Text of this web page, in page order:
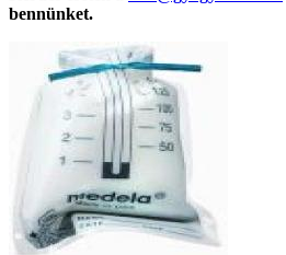
bennünket.